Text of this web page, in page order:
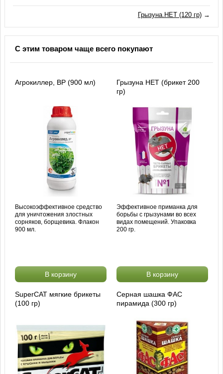
Грызуна.НЕТ (120 гр)→
С этим товаром чаще всего покупают
Агрокиллер, ВР (900 мл)
Высокоэффективное средство
для уничтожения злостных
сорняков, борщевика. Флакон
900 мл.
В корзину
Грызуна НЕТ (брикет 200
гр)
Эффективное приманка для
борьбы с грызунами во всех
видах помещений. Упаковка
200 гр.
В корзину
SuperCAT мягкие брикеты
(100 гр)
Серная шашка ФАС
пирамида (300 гр)